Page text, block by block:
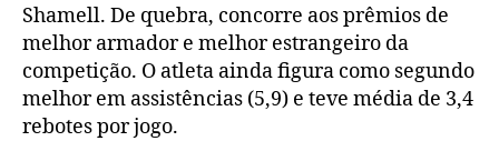
Shamell. De quebra, concorre aos prêmios de
melhor armador e melhor estrangeiro da
competição. O atleta ainda figura como segundo
melhor em assistências (5,9) e teve média de 3,4
rebotes por jogo.